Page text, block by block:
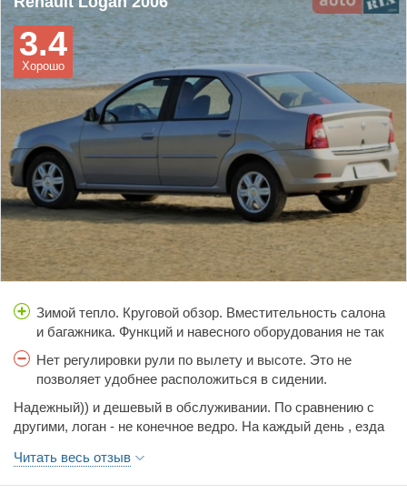
мало интересует.Отличная машина не только для
города, но и для дачи, на рыбалку, за грибами.
особенно сзади. Большая парусность на трассе,
машина все таки высокая, больше 130 лучше все таки
не ездить. Не складывается заднее сидение.
через 15000 слил 3 литра. Машина конечно дубовая, но уж
очень надежная. Рекомендую для тех, кто не любит
заниматься ремонтом, а любит много ездить.
Хорошо
3.4
Зимой тепло. Круговой обзор. Вместительность салона
и багажника. Функций и навесного оборудования не так
подвеска, выносливая, но все когда нибудь ломается!
Нет регулировки рули по вылету и высоте. Это не
позволяет удобнее расположиться в сидении.
практически нулевая.
Надежный)) и дешевый в обслуживании. По сравнению с
другими, логан - не конечное ведро. На каждый день , езда
Читать весь отзыв